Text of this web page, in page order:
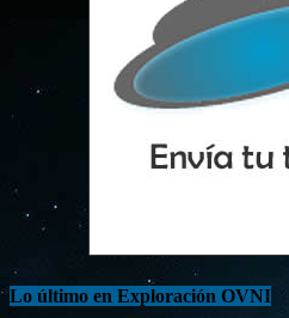
Lo último en Exploración OVNI